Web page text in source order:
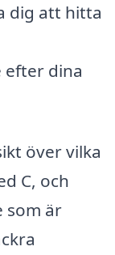
dig att hitta
efter dina
över vilka
C, och
som är